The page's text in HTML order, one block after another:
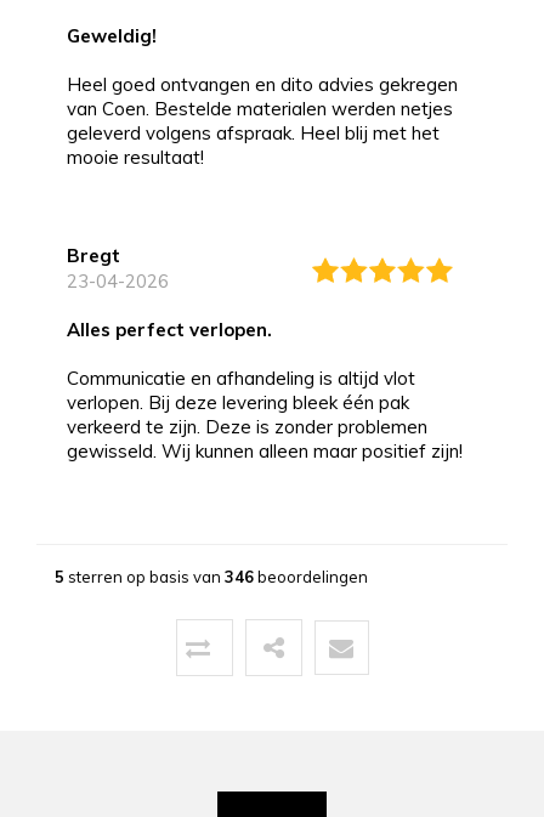
Geweldig!
Heel goed ontvangen en dito advies gekregen
van Coen. Bestelde materialen werden netjes
geleverd volgens afspraak. Heel blij met het
mooie resultaat!
Bregt
23-04-2026
alles perfect verlopen.
Communicatie en afhandeling is altijd vlot
verlopen. Bij deze levering bleek één pak
verkeerd te zijn. Deze is zonder problemen
gewisseld. Wij kunnen alleen maar positief zijn!
13-03-2026
Uitstekende service zowel voor, tijdens als na
vermelding voor de heel vriendelijke en
5 sterren op basis van 346beoordelingen